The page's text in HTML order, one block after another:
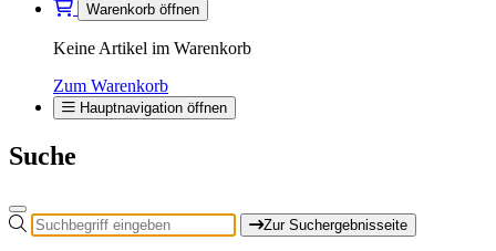
Warenkorb öffnen
Keine Artikel im Warenkorb
Zum Warenkorb
Hauptnavigation öffnen
Suche
Zur Suchergebnisseite